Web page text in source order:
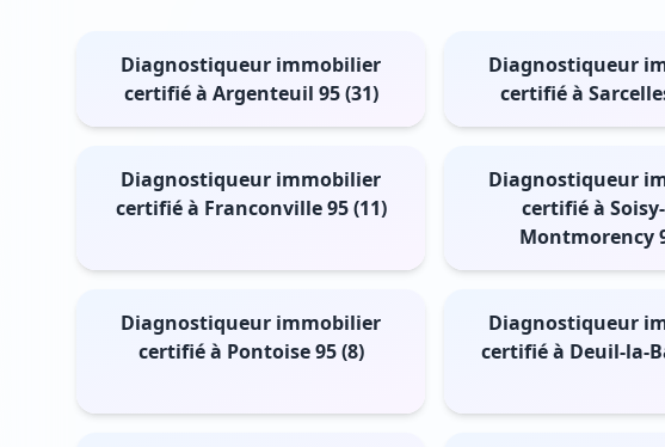
Diagnostiqueur immobilier
certifié à Argenteuil 95 (31)
Diagnostiqueur
certifié à
Diagnostiqueur immobilier
certifié à Franconville 95 (11)
Diagnostiqueur
certifié à
Montmorency
Diagnostiqueur immobilier
certifié à Pontoise 95 (8)
Diagnostiqueur
certifié à Deuil-la-